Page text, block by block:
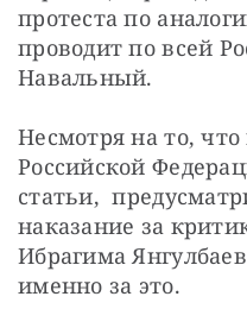
протеста по
проводит по всей
Навальный.
Несмотря на то,
Российской
статьи,
наказание за
Ибрагима
именно за это.